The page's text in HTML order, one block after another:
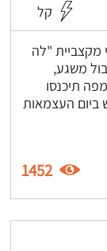
קל
מקצביית "לה
משגע,
תיכנסו
ביום העצמאות
1452